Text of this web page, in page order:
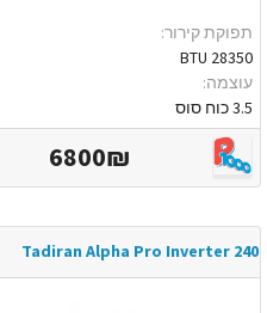
תפוקת קירור:
28350 BTU
עוצמה:
3.5 כוח סוס
6800₪
Tadiran Alpha Pro Inverter 240